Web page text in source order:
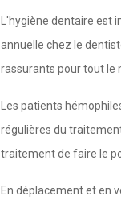
L'hygiène dentaire est
annuelle chez le
rassurants pour tout le
Les patients
régulières du
traitement de faire le
En déplacement et en